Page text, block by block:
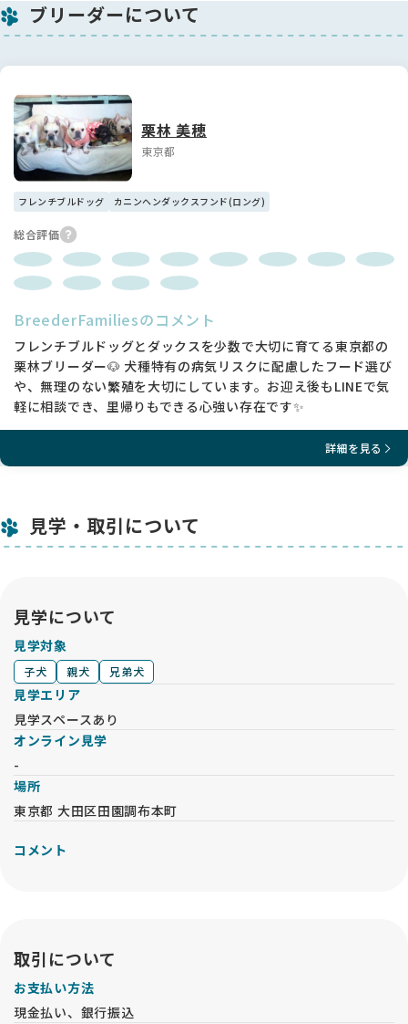
ブリーダーについて
栗林 美穂
東京都
フレンチブルドッグ カニンヘンダックスフンド(ロング)
総合評価
BreederFamiliesのコメント
フレンチブルドッグとダックスを少数で大切に育てる東京都の
栗林ブリーダー🐶 犬種特有の病気リスクに配慮したフード選び
や、無理のない繁殖を大切にしています。お迎え後もLINEで気
軽に相談でき、里帰りもできる心強い存在です✨
詳細を見る
見学・取引について
見学について
見学対象
子犬 親犬 兄弟犬
見学エリア
見学スペースあり
オンライン見学
-
場所
東京都 大田区田園調布本町
コメント
取引について
お支払い方法
現金払い、銀行振込